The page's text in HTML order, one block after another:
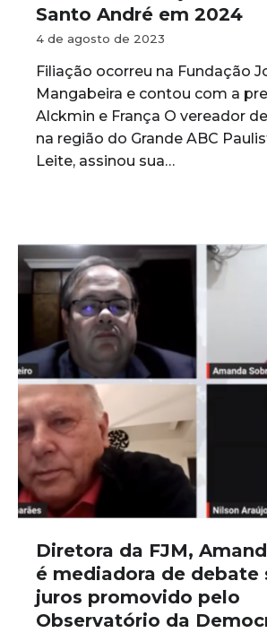
Santo André em 2024
4 de agosto de 2023
Filiação ocorreu na Fundação
Mangabeira e contou com a
Alckmin e França O vereador
na região do Grande ABC
Leite, assinou sua…
Diretora da FJM,
é mediadora de debate
juros promovido pelo
Observatório da